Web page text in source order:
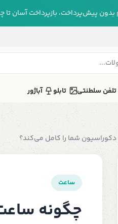
پیش‌پرداخت، بازپرداخت آسان تا
تلفن سلطنتی تابلو آباژور
شما را کامل می‌کند؟
ساعت
چگونه